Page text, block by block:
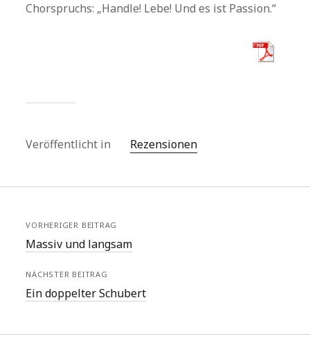
Chorspruchs: „Handle! Lebe! Und es ist Passion.“
Veröffentlicht in Rezensionen
VORHERIGER BEITRAG
Massiv und langsam
NÄCHSTER BEITRAG
Ein doppelter Schubert